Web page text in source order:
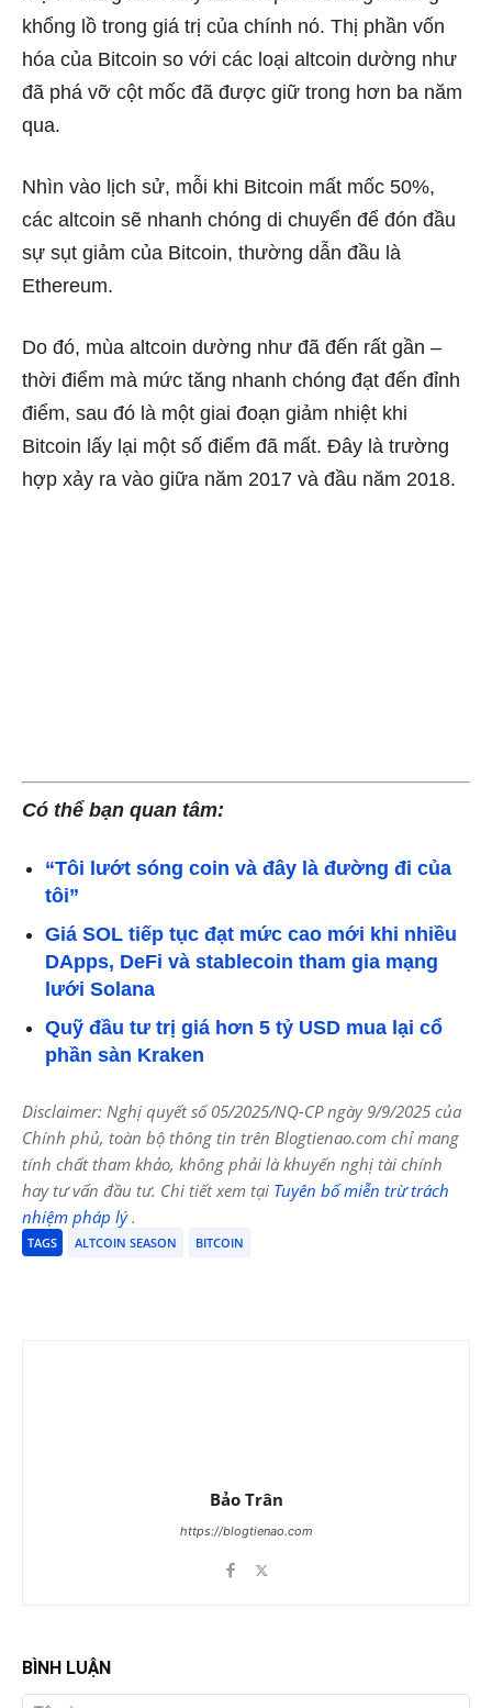
khổng lồ trong giá trị của chính nó. Thị phần vốn
hóa của Bitcoin so với các loại altcoin dường như
đã phá vỡ cột mốc đã được giữ trong hơn ba năm
qua.
Nhìn vào lịch sử, mỗi khi Bitcoin mất mốc 50%,
các altcoin sẽ nhanh chóng di chuyển để đón đầu
sự sụt giảm của Bitcoin, thường dẫn đầu là
Ethereum.
Do đó, mùa altcoin dường như đã đến rất gần –
thời điểm mà mức tăng nhanh chóng đạt đến đỉnh
điểm, sau đó là một giai đoạn giảm nhiệt khi
Bitcoin lấy lại một số điểm đã mất. Đây là trường
hợp xảy ra vào giữa năm 2017 và đầu năm 2018.
Có thể bạn quan tâm:
“Tôi lướt sóng coin và đây là đường đi của
tôi”
Giá SOL tiếp tục đạt mức cao mới khi nhiều
DApps, DeFi và stablecoin tham gia mạng
lưới Solana
Quỹ đầu tư trị giá hơn 5 tỷ USD mua lại cổ
phần sàn Kraken
Disclaimer: Nghị quyết số 05/2025/NQ-CP ngày 9/9/2025 của
Chính phủ, toàn bộ thông tin trên Blogtienao.com chỉ mang
tính chất tham khảo, không phải là khuyến nghị tài chính
hay tư vấn đầu tư. Chi tiết xem tại Tuyên bố miễn trừ trách
nhiệm pháp lý.
TAGS ALTCOIN SEASON BITCOIN
Bảo Trân
https://blogtienao.com
BÌNH LUẬN